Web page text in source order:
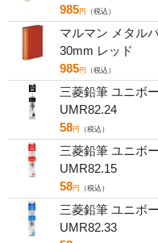
985円 （税込）
マルマン メタル
30mm レッド
985円 （税込）
三菱鉛筆 ユニボ
UMR82.24
58円 （税込）
三菱鉛筆 ユニボ
UMR82.15
58円 （税込）
三菱鉛筆 ユニボ
UMR82.33